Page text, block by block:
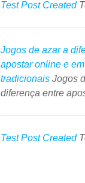
Test Post Created
Jogos de azar a
apostar online e
tradicionais Jogos
diferença entre
Test Post Created